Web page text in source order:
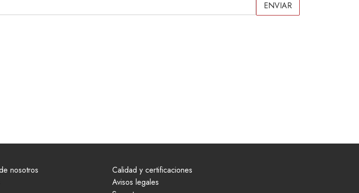
nosotros
Calidad y certificaciones
Avisos legales